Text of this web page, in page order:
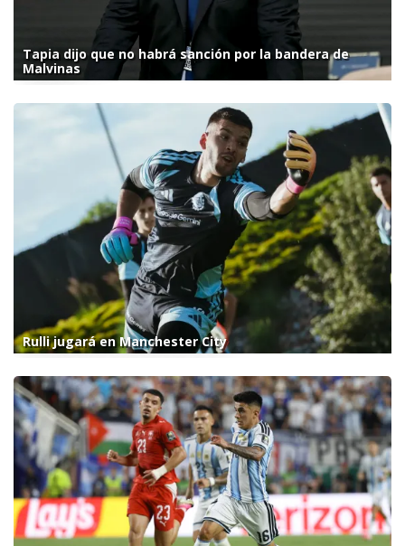
Tapia dijo que no habrá sanción por la bandera de
Malvinas
Rulli jugará en Manchester City